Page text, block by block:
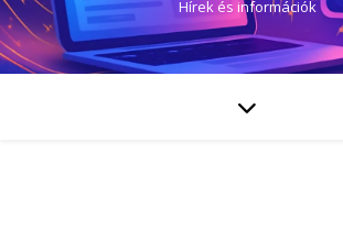
Hírek és információk